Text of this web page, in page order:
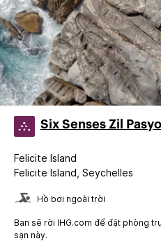
Six Senses Zil
Felicite Island
Felicite Island, Seychelles
Hồ bơi ngoài trời
Bạn sẽ rời IHG.com để đặt phòng
sạn này.